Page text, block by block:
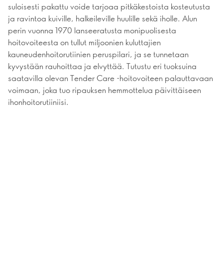
suloisesti pakattu voide tarjoaa pitkäkestoista kosteutusta
ja ravintoa kuiville, halkeileville huulille sekä iholle. Alun
perin vuonna 1970 lanseeratusta monipuolisesta
hoitovoiteesta on tullut miljoonien kuluttajien
kauneudenhoitorutiinien peruspilari, ja se tunnetaan
kyvystään rauhoittaa ja elvyttää. Tutustu eri tuoksuina
saatavilla olevan Tender Care -hoitovoiteen palauttavaan
voimaan, joka tuo ripauksen hemmottelua päivittäiseen
ihonhoitorutiiniisi.